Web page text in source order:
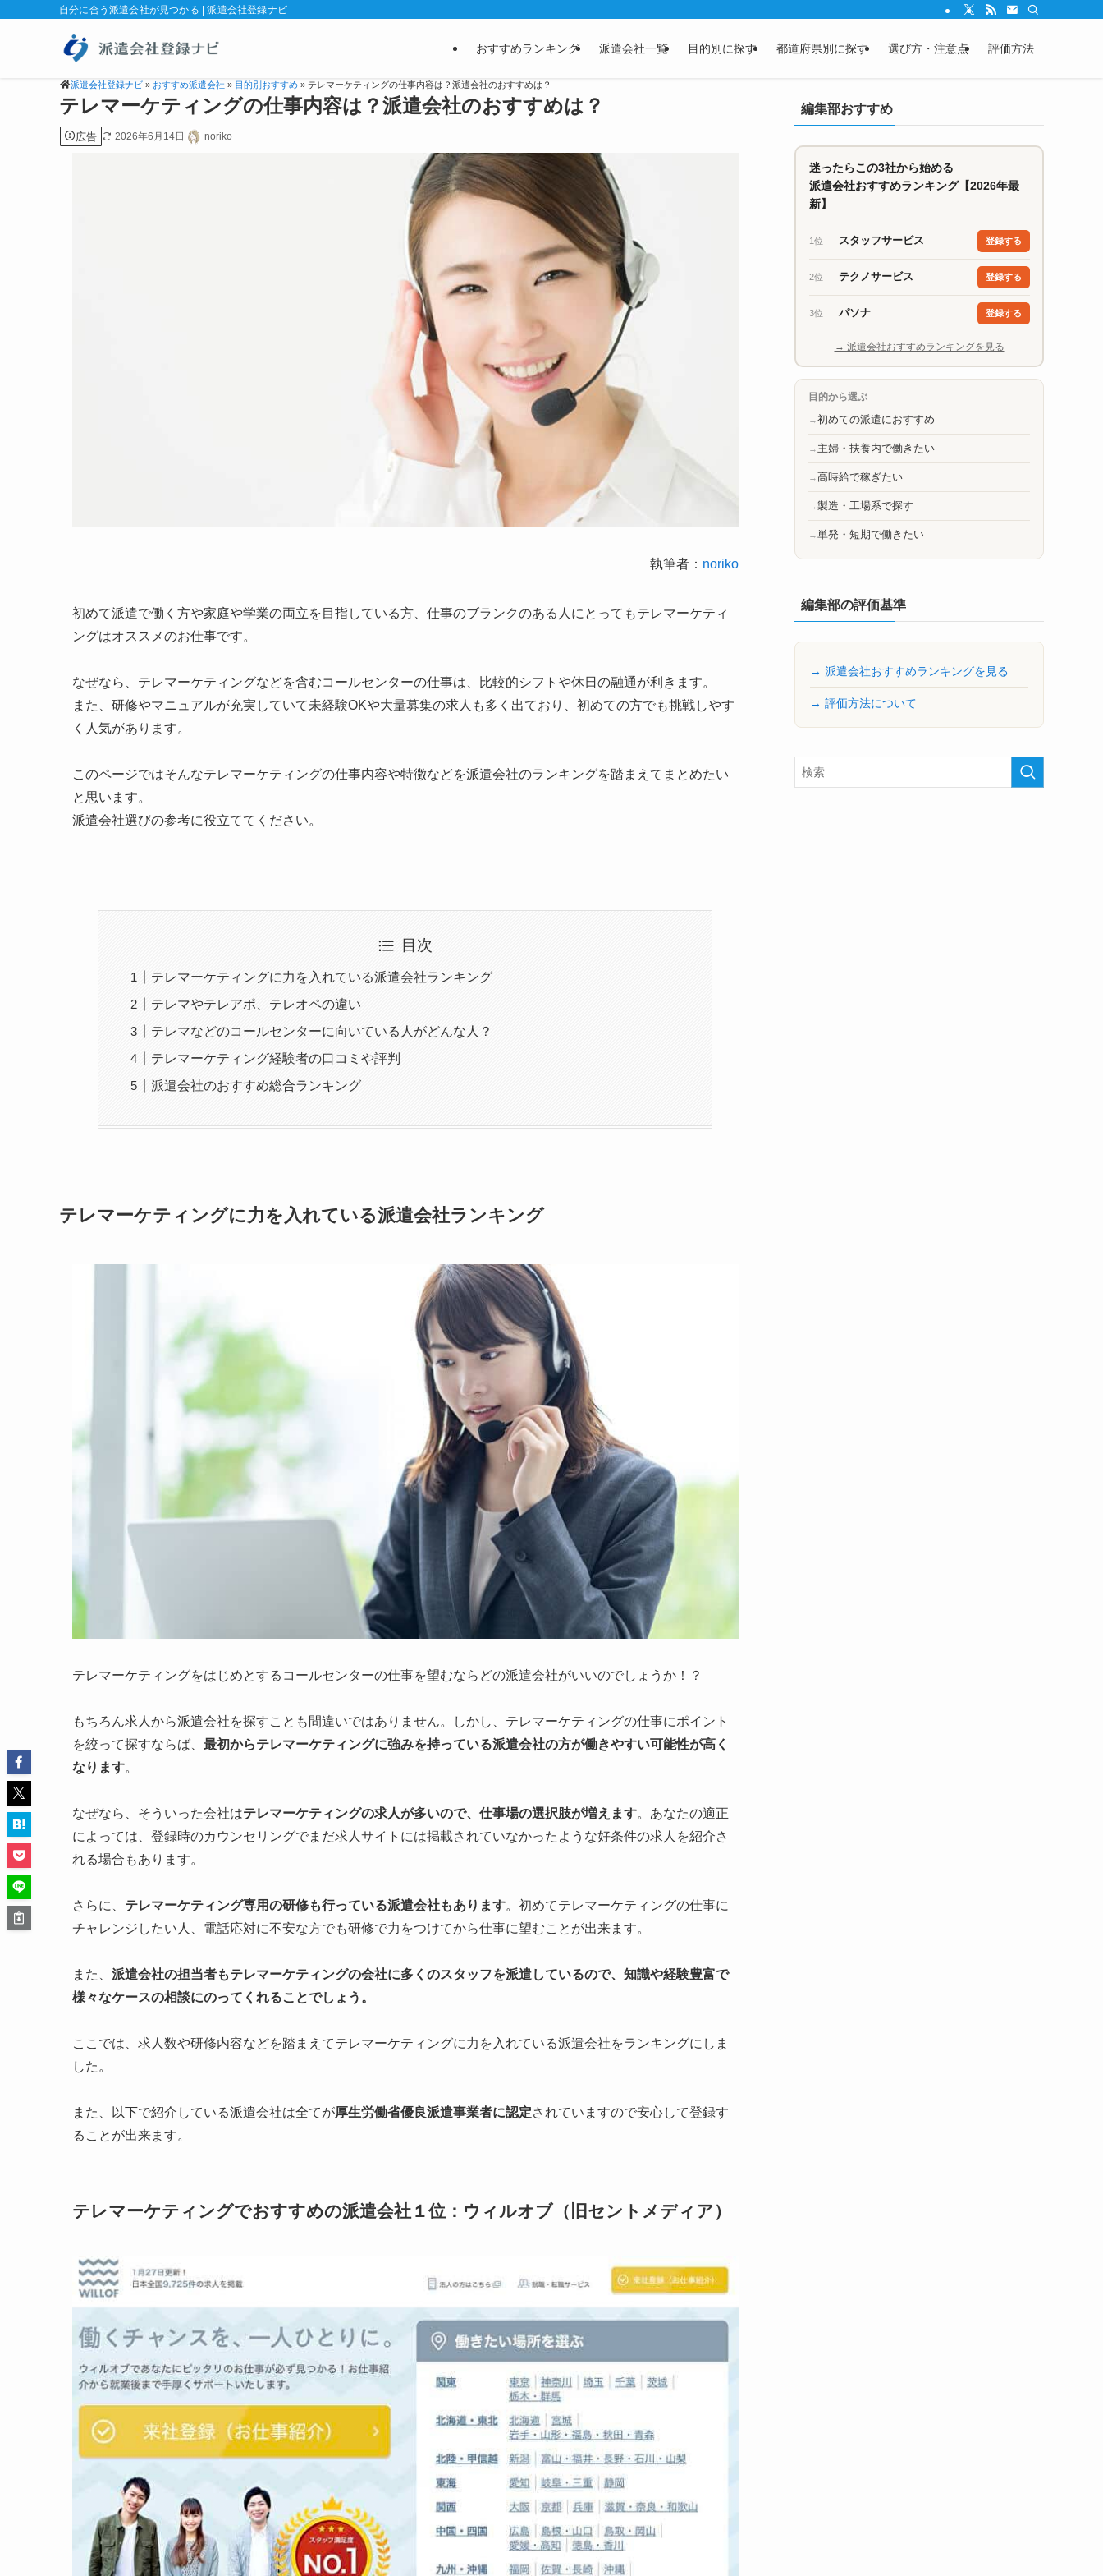
自分に合う派遣会社が見つかる | 派遣会社登録ナビ
おすすめランキング 派遣会社一覧 目的別に探す 都道府県別に探す 選び方・注意点 評価方法
派遣会社登録ナビ» おすすめ派遣会社 » 目的別おすすめ» テレマーケティングの仕事内容は？派遣会社のおすすめは？
テレマーケティングの仕事内容は？派遣会社のおすすめは？
広告 2026年6月14日 noriko
執筆者： noriko
初めて派遣で働く方や家庭や学業の両立を目指している方、仕事のブランクのある人にとってもテレマーケティ
ングはオススメのお仕事です。
なぜなら、テレマーケティングなどを含むコールセンターの仕事は、比較的シフトや休日の融通が利きます。
また、研修やマニュアルが充実していて未経験OKや大量募集の求人も多く出ており、初めての方でも挑戦しやす
く人気があります。
このページではそんなテレマーケティングの仕事内容や特徴などを派遣会社のランキングを踏まえてまとめたい
と思います。
派遣会社選びの参考に役立ててください。
目次
テレマーケティングに力を入れている派遣会社ランキング
テレマやテレアポ、テレオペの違い
テレマなどのコールセンターに向いている人がどんな人？
テレマーケティング経験者の口コミや評判
派遣会社のおすすめ総合ランキング
テレマーケティングに力を入れている派遣会社ランキング
テレマーケティングをはじめとするコールセンターの仕事を望むならどの派遣会社がいいのでしょうか！？
もちろん求人から派遣会社を探すことも間違いではありません。しかし、テレマーケティングの仕事にポイント
を絞って探すならば、 最初からテレマーケティングに強みを持っている派遣会社の方が働きやすい可能性が高く
なります。
なぜなら、そういった会社はテレマーケティングの求人が多いので、仕事場の選択肢が増えます。あなたの適正
によっては、登録時のカウンセリングでまだ求人サイトには掲載されていなかったような好条件の求人を紹介さ
れる場合もあります。
さらに、 テレマーケティング専用の研修も行っている派遣会社もあります。初めてテレマーケティングの仕事に
チャレンジしたい人、電話応対に不安な方でも研修で力をつけてから仕事に望むことが出来ます。
また、 派遣会社の担当者もテレマーケティングの会社に多くのスタッフを派遣しているので、知識や経験豊富で
様々なケースの相談にのってくれることでしょう。
ここでは、求人数や研修内容などを踏まえてテレマーケティングに力を入れている派遣会社をランキングにしま
した。
また、以下で紹介している派遣会社は全てが厚生労働省優良派遣事業者に認定されていますので安心して登録す
ることが出来ます。
テレマーケティングでおすすめの派遣会社１位：ウィルオブ（旧セントメディア）
編集部おすすめ
迷ったらこの3社から始める
派遣会社おすすめランキング【2026年最
新】
1位 スタッフサービス 登録する
2位 テクノサービス 登録する
3位 パソナ 登録する
→ 派遣会社おすすめランキングを見る
目的から選ぶ
初めての派遣におすすめ
主婦・扶養内で働きたい
高時給で稼ぎたい
製造・工場系で探す
単発・短期で働きたい
編集部の評価基準
→ 派遣会社おすすめランキングを見る
→ 評価方法について